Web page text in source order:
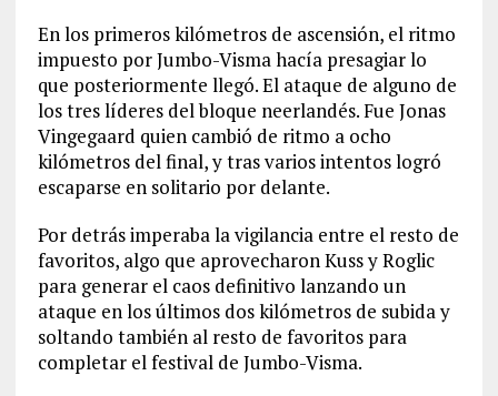
En los primeros kilómetros de ascensión, el ritmo
impuesto por Jumbo-Visma hacía presagiar lo
que posteriormente llegó. El ataque de alguno de
los tres líderes del bloque neerlandés. Fue Jonas
Vingegaard quien cambió de ritmo a ocho
kilómetros del final, y tras varios intentos logró
escaparse en solitario por delante.
Por detrás imperaba la vigilancia entre el resto de
favoritos, algo que aprovecharon Kuss y Roglic
para generar el caos definitivo lanzando un
ataque en los últimos dos kilómetros de subida y
soltando también al resto de favoritos para
completar el festival de Jumbo-Visma.